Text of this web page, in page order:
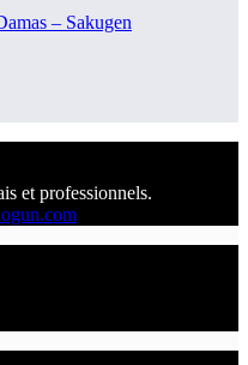
– Sakugen
et professionnels.